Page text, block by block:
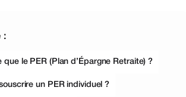
:
que le PER (Plan d’Épargne Retraite) ?
un PER individuel ?